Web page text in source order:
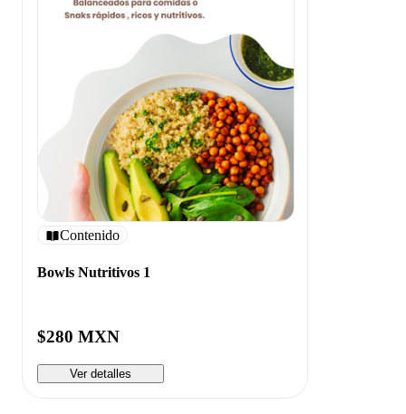
Contenido
Bowls Nutritivos 1
$280 MXN
Ver detalles